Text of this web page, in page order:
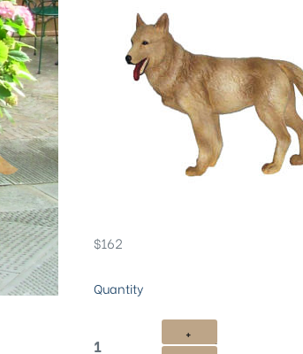
$162
Quantity